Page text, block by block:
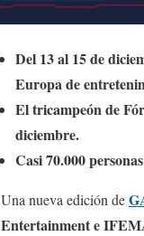
Del 13 al 15 de
Europa de
El tricampeón de
diciembre.
Casi 70.000
Una nueva edición de
Entertainment e